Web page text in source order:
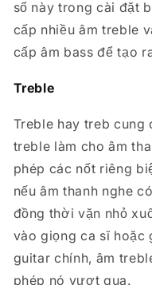
số này trong cài đặt
cấp nhiều âm treble
cấp âm bass để tạo
Treble
Treble hay treb cung
treble làm cho âm
phép các nốt riêng
nếu âm thanh nghe
đồng thời vặn nhỏ
vào giọng ca sĩ
guitar chính, âm
phép nó vượt qua.